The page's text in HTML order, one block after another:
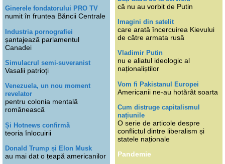
Ginerele fondatorului PRO TV
numit în fruntea Băncii Centrale
Industria pornografiei
șantajează parlamentul
Canadei
Simulacrul semi-suveranist
Vasalii patrioți
Venezuela, un nou moment
revelator
pentru colonia mentală
românească
Și Hotnews confirmă
teoria înlocuirii
Donald Trump și Elon Musk
au mai dat o țeapă americanilor
că nu au vorbit de Putin
Imagini din satelit
care arată încercuirea Kievului
de către armata rusă
Vladimir Putin
nu e aliatul ideologic al
naționaliștilor
Vom fi Pakistanul Europei
Americanii ne-au hotărât soarta
Cum distruge capitalismul
națiunile
O serie de articole despre
conflictul dintre liberalism și
statele naționale
Pandemie